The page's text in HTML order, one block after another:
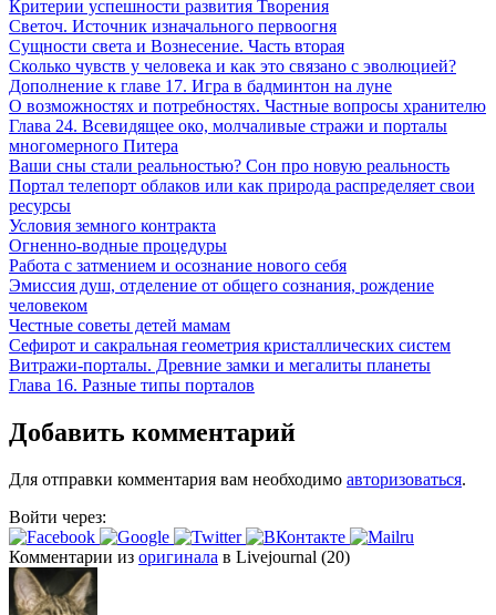
Критерии успешности развития Творения
Светоч. Источник изначального первоогня
Сущности света и Вознесение. Часть вторая
Сколько чувств у человека и как это связано с эволюцией?
Дополнение к главе 17. Игра в бадминтон на луне
О возможностях и потребностях. Частные вопросы хранителю
Глава 24. Всевидящее око, молчаливые стражи и порталы
многомерного Питера
Ваши сны стали реальностью? Сон про новую реальность
Портал телепорт облаков или как природа распределяет свои
ресурсы
Условия земного контракта
Огненно-водные процедуры
Работа с затмением и осознание нового себя
Эмиссия душ, отделение от общего сознания, рождение
человеком
Честные советы детей мамам
Сефирот и сакральная геометрия кристаллических систем
Витражи-порталы. Древние замки и мегалиты планеты
Глава 16. Разные типы порталов
Добавить комментарий
Для отправки комментария вам необходимо авторизоваться.
Войти через:
Комментарии из оригинала в Livejournal (20)